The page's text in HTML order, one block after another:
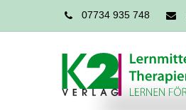
07734 935 748